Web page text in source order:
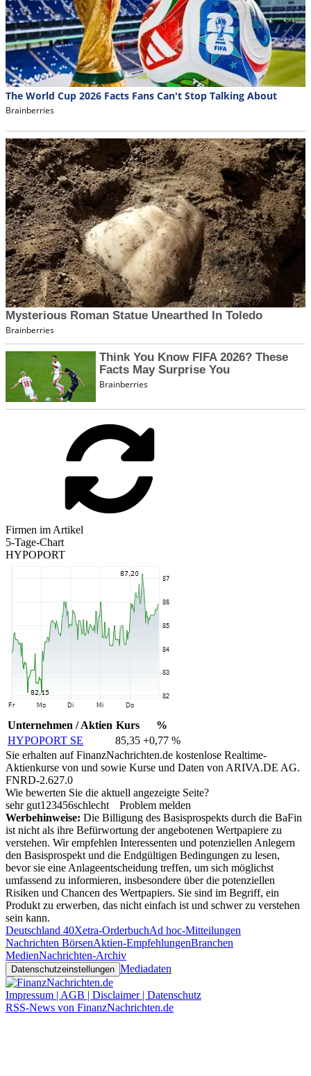
Firmen im Artikel
5-Tage-Chart
HYPOPORT
Unternehmen / Aktien Kurs
%
HYPOPORT SE
85,35 +0,77 %
Sie erhalten auf FinanzNachrichten.de kostenlose Realtime-
Aktienkurse von und sowie Kurse und Daten von ARIVA.DE AG.
FNRD-2.627.0
Wie bewerten Sie die aktuell angezeigte Seite?
sehr gut1 23456schlecht
Problem melden
Werbehinweise: Die Billigung des Basisprospekts durch die BaFin
ist nicht als ihre Befürwortung der angebotenen Wertpapiere zu
verstehen. Wir empfehlen Interessenten und potenziellen Anlegern
den Basisprospekt und die Endgültigen Bedingungen zu lesen,
bevor sie eine Anlageentscheidung treffen, um sich möglichst
umfassend zu informieren, insbesondere über die potenziellen
Risiken und Chancen des Wertpapiers. Sie sind im Begriff, ein
Produkt zu erwerben, das nicht einfach ist und schwer zu verstehen
sein kann.
Deutschland 40Xetra-OrderbuchAd hoc-Mitteilungen
Nachrichten BörsenAktien-EmpfehlungenBranchen
MedienNachrichten-Archiv
Datenschutzeinstellungen Mediadaten
Impressum | AGB | Disclaimer | Datenschutz
RSS-News von FinanzNachrichten.de